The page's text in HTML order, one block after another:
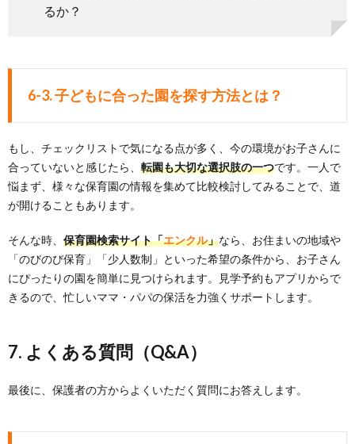
るか？
6-3. 子どもに合った園を探す方法とは？
もし、チェックリストで気になる点が多く、今の環境がお子さんに
合っていないと感じたら、 転園も大切な選択肢の一つです。一人で
悩まず、様々な保育園の情報を集めて比較検討してみることで、道
が開けることもあります。
そんな時、 保育園検索サイト「エンクル」なら、お住まいの地域や
「のびのび保育」「少人数制」といった希望の条件から、お子さん
にぴったりの園を簡単に見つけられます。見学予約もアプリからで
きるので、忙しいママ・パパの保活を力強くサポートします。
7. よくある質問（Q&A）
最後に、保護者の方からよくいただく質問にお答えします。